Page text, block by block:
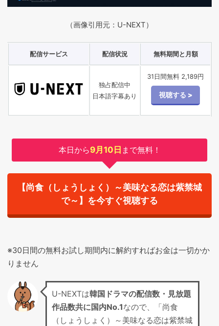
（画像引用元：U-NEXT）
配信サービス 配信状況 無料期間と月額
独占配信中
日本語字幕あり
31日間無料 2,189円
本日から9月10日 まで無料！
【尚食（しょうしょく）～美味なる恋は紫禁城
で～】を今すぐ視聴する
※30日間の無料お試し期間内に解約すればお金は一切かか
りません
U-NEXTは韓国ドラマの配信数・見放題
作品数共に国内No.1なので、「尚食
（しょうしょく）～美味なる恋は紫禁城